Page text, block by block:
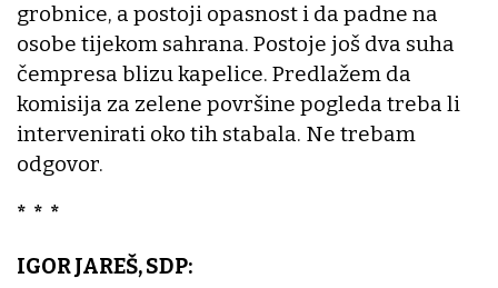
grobnice, a postoji opasnost i da padne na
osobe tijekom sahrana. Postoje još dva suha
čempresa blizu kapelice. Predlažem da
komisija za zelene površine pogleda treba li
intervenirati oko tih stabala. Ne trebam
odgovor.
* * *
IGOR JAREŠ, SDP: